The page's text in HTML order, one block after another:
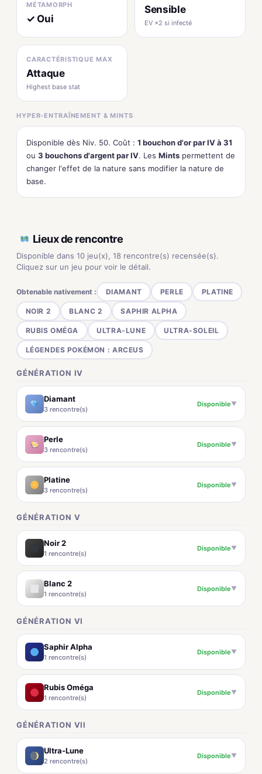
MÉTAMORPH
✓ Oui
Sensible
EV ×2 si infecté
CARACTÉRISTIQUE MAX
Attaque
Highest base stat
HYPER-ENTRAÎNEMENT & MINTS
Disponible dès Niv. 50. Coût : 1 bouchon d'or par IV à 31
ou 3 bouchons d'argent par IV. Les Mints permettent de
changer l'effet de la nature sans modifier la nature de
base.
Lieux de rencontre
Disponible dans 10 jeu(x), 18 rencontre(s) recensée(s).
Cliquez sur un jeu pour voir le détail.
Obtenable nativement : DIAMANT PERLE PLATINE
NOIR 2 BLANC 2 SAPHIR ALPHA
RUBIS OMÉGA ULTRA-LUNE ULTRA-SOLEIL
LÉGENDES POKÉMON : ARCEUS
GÉNÉRATION IV
Diamant
3 rencontre(s)
Disponible▼
Perle
3 rencontre(s)
Disponible▼
Platine
3 rencontre(s)
Disponible▼
GÉNÉRATION V
Noir 2
1 rencontre(s)
Disponible▼
Blanc 2
1 rencontre(s)
Disponible▼
GÉNÉRATION VI
Saphir Alpha
1 rencontre(s)
Disponible▼
Rubis Oméga
1 rencontre(s)
Disponible▼
GÉNÉRATION VII
Ultra-Lune
2 rencontre(s)
Disponible▼